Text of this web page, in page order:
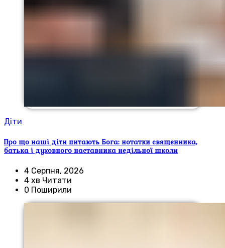
Діти
Про що наші діти питають Бога: нотатки священника,
батька і духовного наставника недільної школи
4 Серпня, 2026
4 хв Читати
0 Поширили